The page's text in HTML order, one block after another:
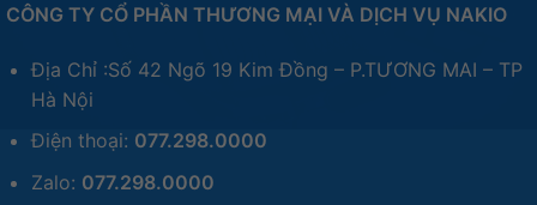
CÔNG TY CỔ PHẦN THƯƠNG MẠI VÀ DỊCH VỤ NAKIO
Địa Chỉ :Số 42 Ngõ 19 Kim Đồng – P.TƯƠNG MAI – TP
Hà Nội
Điện thoại: 077.298.0000
Zalo: 077.298.0000